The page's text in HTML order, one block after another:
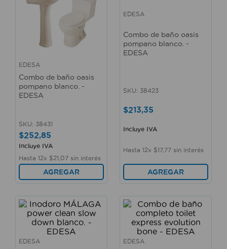
EDESA
Combo de baño oasis
pompano blanco. -
EDESA
SKU: 38431
$252,85
Incluye IVA
Hasta 12x $21 07 sin interés
AGREGAR
EDESA
Combo de baño oasis
pompano blanco. -
EDESA
SKU: 38423
$213,35
Incluye IVA
Hasta 12x $17, 77 sin interés
AGREGAR
EDESA EDESA
aspiradora
taladro